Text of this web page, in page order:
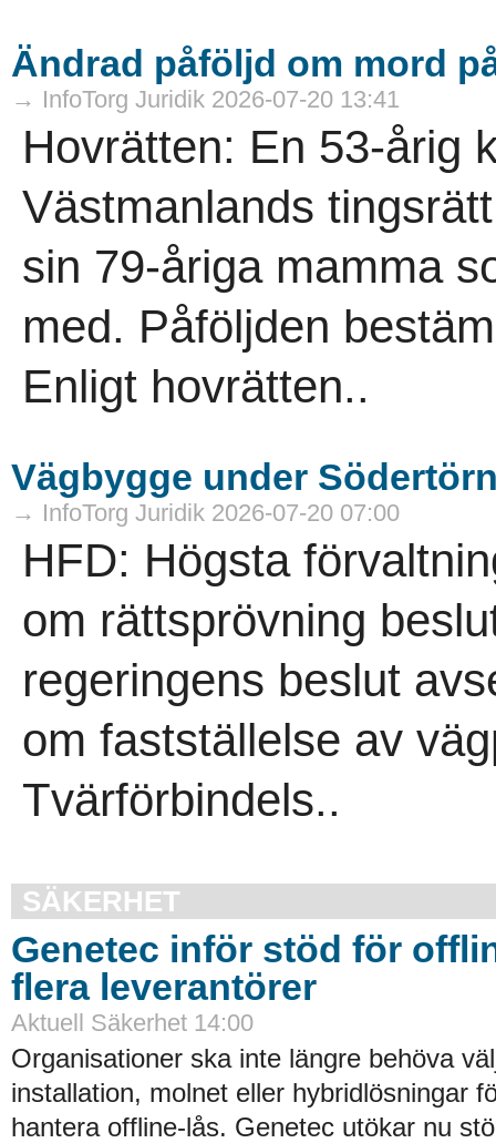
Ändrad påföljd om mord
→ InfoTorg Juridik 2026-07-20 13:41
Hovrätten: En 53-årig
Västmanlands
sin 79-åriga mamma
med. Påföljden
Enligt hovrätten..
Vägbygge under
→ InfoTorg Juridik 2026-07-20 07:00
HFD: Högsta
om rättsprövning
regeringens beslut
om fastställelse av
Tvärförbindels..
SÄKERHET
Genetec inför stöd för
flera leverantörer
Aktuell Säkerhet 14:00
Organisationer ska inte längre behöva
installation, molnet eller hybridlösningar
hantera offline-lås. Genetec utökar nu